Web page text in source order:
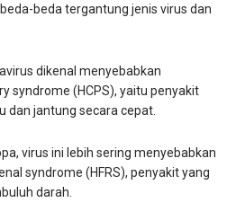
beda tergantung jenis virus dan
dikenal menyebabkan
syndrome (HCPS), yaitu penyakit
dan jantung secara cepat.
virus ini lebih sering menyebabkan
syndrome (HFRS), penyakit yang
darah.